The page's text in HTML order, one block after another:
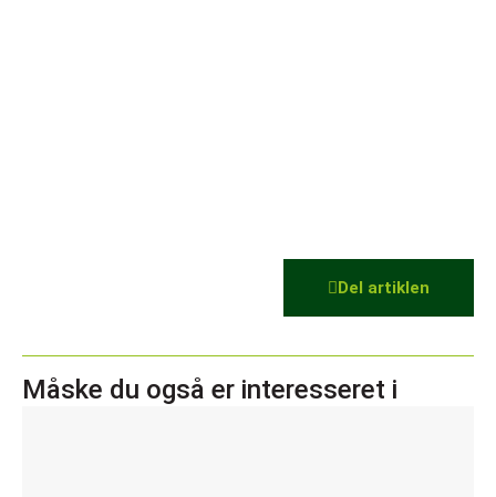
Del artiklen
Måske du også er interesseret i